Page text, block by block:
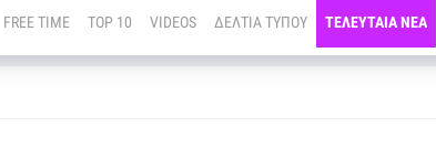
FREE TIME TOP 10 VIDEOS ΔΕΛΤΙΑ ΤΥΠΟΥ ΤΕΛΕΥΤΑΙΑ ΝΕΑ